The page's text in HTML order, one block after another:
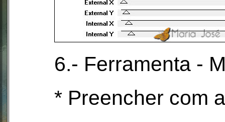
6.- Ferramenta -
* Preencher com